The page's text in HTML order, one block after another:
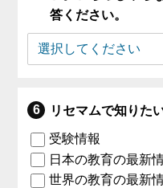
答ください。
リセマムで知りた
受験情報
日本の教育の最新
世界の教育の最新